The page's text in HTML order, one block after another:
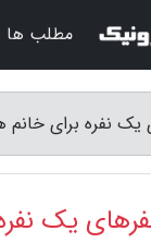
نفره برای خانم
یک
مطلب ها